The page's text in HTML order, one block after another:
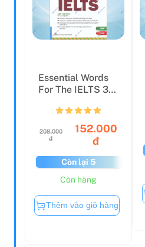
Essential Words
For The IELTS 3rd
208.000
đ
152.000
đ
Còn lại 5
Còn hàng
Thêm vào giỏ hàng